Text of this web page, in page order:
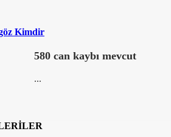
Kimdir
580 can kaybı mevcut
...